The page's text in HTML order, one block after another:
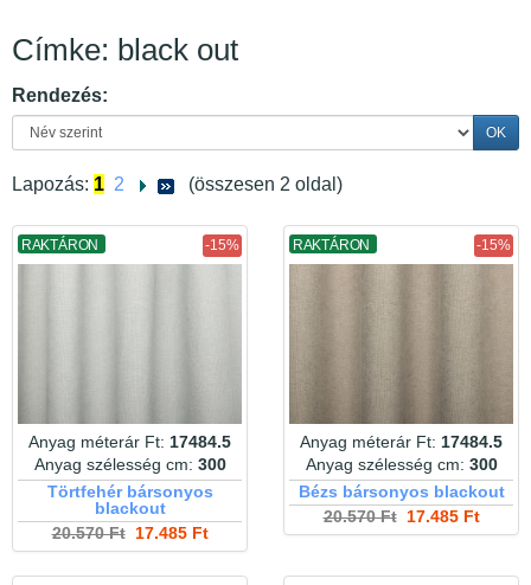
Címke: black out
Rendezés:
OK
Lapozás: 1 2 (összesen 2 oldal)
RAKTÁRON -15%
Anyag méterár Ft: 17484.5
Anyag szélesség cm: 300
Törtfehér bársonyos
blackout
20.570 Ft17.485 Ft
RAKTÁRON -15%
Anyag méterár Ft: 17484.5
Anyag szélesség cm: 300
Bézs bársonyos blackout
20.570 Ft17.485 Ft